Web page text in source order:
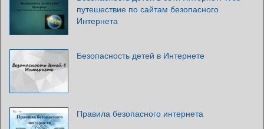
путешествие по сайтам безопасного
Интернета
Безопасность детей в Интернете
Правила безопасного интернета